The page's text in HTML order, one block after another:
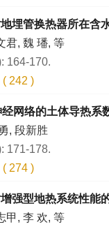
埋管换热器所在含
君, 魏 璠, 等
164-170.
( 242 )
网络的土体导热系
, 段新胜
171-178.
( 274 )
强型地热系统性能
甲, 李 欢, 等